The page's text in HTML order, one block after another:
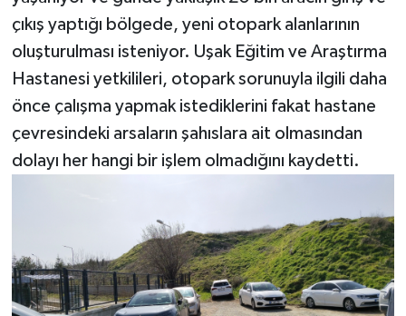
çıkış yaptığı bölgede, yeni otopark alanlarının
oluşturulması isteniyor. Uşak Eğitim ve Araştırma
Hastanesi yetkilileri, otopark sorunuyla ilgili daha
önce çalışma yapmak istediklerini fakat hastane
çevresindeki arsaların şahıslara ait olmasından
dolayı her hangi bir işlem olmadığını kaydetti.